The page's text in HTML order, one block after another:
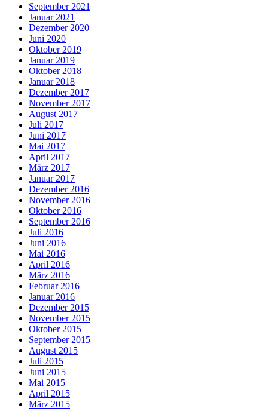
September 2021
Januar 2021
Dezember 2020
Juni 2020
Oktober 2019
Januar 2019
Oktober 2018
Januar 2018
Dezember 2017
November 2017
August 2017
Juli 2017
Juni 2017
Mai 2017
April 2017
März 2017
Januar 2017
Dezember 2016
November 2016
Oktober 2016
September 2016
Juli 2016
Juni 2016
Mai 2016
April 2016
März 2016
Februar 2016
Januar 2016
Dezember 2015
November 2015
Oktober 2015
September 2015
August 2015
Juli 2015
Juni 2015
Mai 2015
April 2015
März 2015